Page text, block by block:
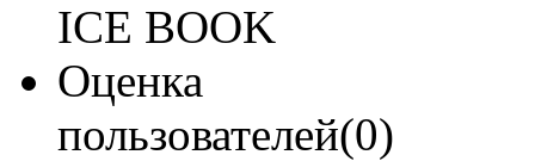
ICE BOOK
Оценка
пользователей(0)